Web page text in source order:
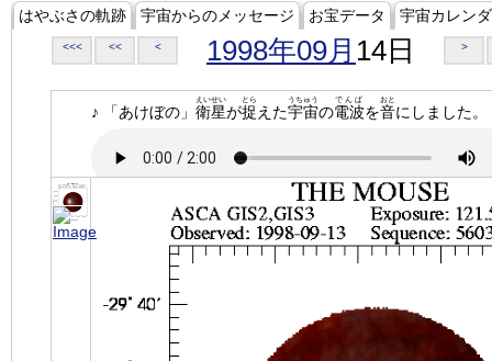
はやぶさの軌跡 宇宙からのメッセージ お宝データ 宇宙カレン
<<< << < 1998年09月 14日 >
♪ 「あけぼの」 衛星
えいせい
が捉
とら
えた宇宙
うちゅう
の電波
でんぱ
を音
おと
にしました。